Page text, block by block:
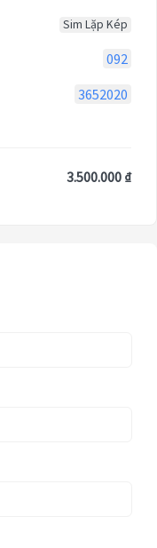
Sim Lặp Kép
092
3652020
3.500.000 ₫